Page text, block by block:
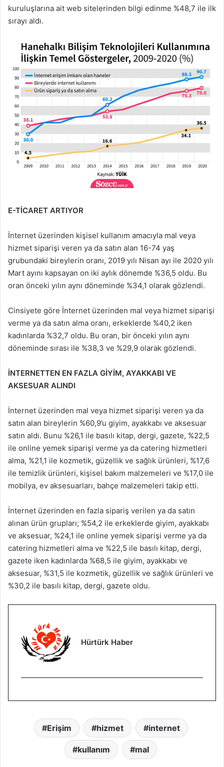
kuruluşlarına ait web sitelerinden bilgi edinme %48,7 ile ilk
sırayı aldı.
E-TİCARET ARTIYOR
İnternet üzerinden kişisel kullanım amacıyla mal veya
hizmet siparişi veren ya da satın alan 16-74 yaş
grubundaki bireylerin oranı, 2019 yılı Nisan ayı ile 2020 yılı
Mart ayını kapsayan on iki aylık dönemde %36,5 oldu. Bu
oran önceki yılın aynı döneminde %34,1 olarak gözlendi.
Cinsiyete göre İnternet üzerinden mal veya hizmet siparişi
verme ya da satın alma oranı, erkeklerde %40,2 iken
kadınlarda %32,7 oldu. Bu oran, bir önceki yılın aynı
döneminde sırası ile %38,3 ve %29,9 olarak gözlendi.
İNTERNETTEN EN FAZLA GİYİM, AYAKKABI VE
AKSESUAR ALINDI
İnternet üzerinden mal veya hizmet siparişi veren ya da
satın alan bireylerin %60,9’u giyim, ayakkabı ve aksesuar
satın aldı. Bunu %26,1 ile basılı kitap, dergi, gazete, %22,5
ile online yemek siparişi verme ya da catering hizmetleri
alma, %21,1 ile kozmetik, güzellik ve sağlık ürünleri, %17,6
ile temizlik ürünleri, kişisel bakım malzemeleri ve %17,0 ile
mobilya, ev aksesuarları, bahçe malzemeleri takip etti.
İnternet üzerinden en fazla sipariş verilen ya da satın
alınan ürün grupları; %54,2 ile erkeklerde giyim, ayakkabı
ve aksesuar, %24,1 ile online yemek siparişi verme ya da
catering hizmetleri alma ve %22,5 ile basılı kitap, dergi,
gazete iken kadınlarda %68,5 ile giyim, ayakkabı ve
aksesuar, %31,5 ile kozmetik, güzellik ve sağlık ürünleri ve
%30,2 ile basılı kitap, dergi, gazete oldu.
Hürtürk Haber
Erişim hizmet internet
kullanım mal